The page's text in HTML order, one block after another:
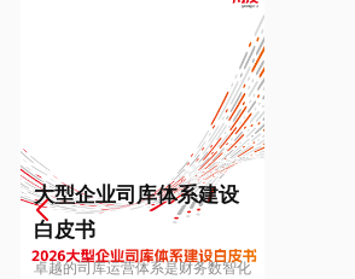
Europe
Hungary
大型企业司库体系建设
白皮书
卓越的司库运营体系是财务数智化